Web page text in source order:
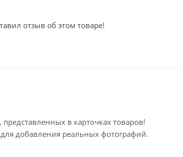
отзыв об этом товаре!
в карточках товаров!
добавления реальных фотографий.